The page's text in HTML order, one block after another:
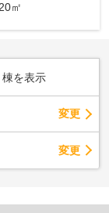
㎡
棟を表示
変更
変更